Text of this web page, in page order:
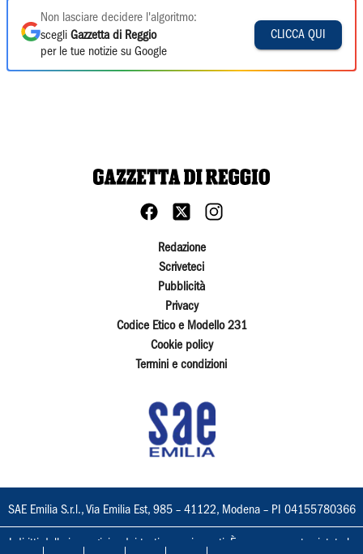
Non lasciare decidere l'algoritmo:
scegli Gazzetta di Reggio
per le tue notizie su Google
CLICCA QUI
Redazione
Scriveteci
Pubblicità
Privacy
Codice Etico e Modello 231
Cookie policy
Termini e condizioni
SAE Emilia S.r.l., Via Emilia Est, 985 – 41122, Modena – PI 04155780366
I diritti delle immagini e dei testi sono riservati. È espressamente vietata la